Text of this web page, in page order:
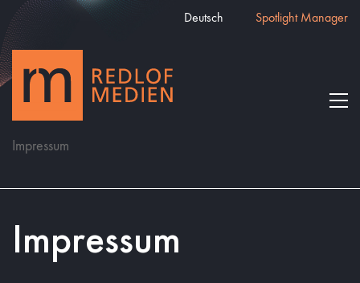
Deutsch Spotlight Manager
Impressum
Impressum